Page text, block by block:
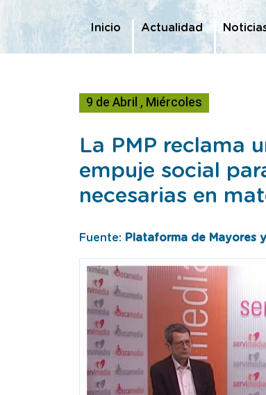
Te encuentras en
Inicio Actualidad
9 deAbril, Miércoles
La PMP reclama
empuje social
necesarias en
Fuente: Plataforma de Mayores